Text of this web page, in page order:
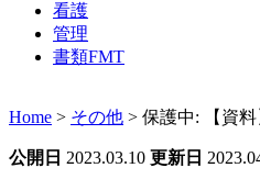
看護
管理
書類FMT
Home > その他 > 保護中: 【資
公開日 2023.03.10 更新日